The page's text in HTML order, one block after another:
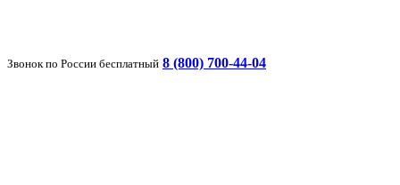
Звонок по России бесплатный 8 (800) 700-44-04